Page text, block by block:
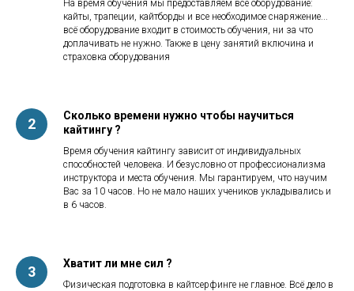
На время обучения мы предоставляем всё оборудование:
кайты, трапеции, кайтборды и все необходимое снаряжение...
всё оборудование входит в стоимость обучения, ни за что
доплачивать не нужно. Также в цену занятий включина и
страховка оборудования
Сколько времени нужно чтобы научиться
кайтингу ?
Время обучения кайтингу зависит от индивидуальных
способностей человека. И безусловно от профессионализма
инструктора и места обучения. Мы гарантируем, что научим
Вас за 10 часов. Но не мало наших учеников укладывались и
в 6 часов.
Хватит ли мне сил ?
Физическая подготовка в кайтсерфинге не главное. Всё дело в